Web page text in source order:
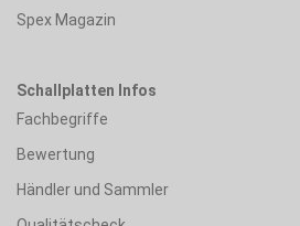
Spex Magazin
Schallplatten Infos
Fachbegriffe
Bewertung
Händler und Sammler